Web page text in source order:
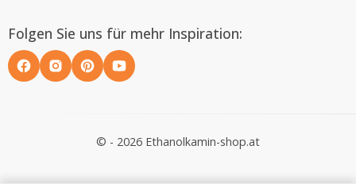
Folgen Sie uns für mehr Inspiration:
© - 2026 Ethanolkamin-shop.at